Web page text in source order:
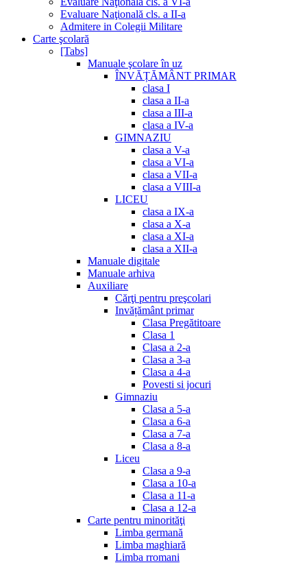
Evaluare Naţională cls. a II-a
Admitere in Colegii Militare
Carte şcolară
[Tabs]
Manuale şcolare în uz
ÎNVĂȚĂMÂNT PRIMAR
clasa I
clasa a II-a
clasa a III-a
clasa a IV-a
GIMNAZIU
clasa a V-a
clasa a VI-a
clasa a VII-a
clasa a VIII-a
LICEU
clasa a IX-a
clasa a X-a
clasa a XI-a
clasa a XII-a
Manuale digitale
Manuale arhiva
Auxiliare
Cărţi pentru preşcolari
Invățământ primar
Clasa Pregătitoare
Clasa 1
Clasa a 2-a
Clasa a 3-a
Clasa a 4-a
Povesti si jocuri
Gimnaziu
Clasa a 5-a
Clasa a 6-a
Clasa a 7-a
Clasa a 8-a
Liceu
Clasa a 9-a
Clasa a 10-a
Clasa a 11-a
Clasa a 12-a
Carte pentru minorităţi
Limba germană
Limba maghiară
Limba rromani